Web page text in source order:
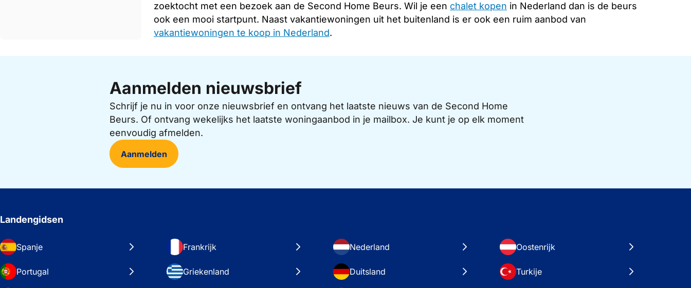
zoektocht met een bezoek aan de Second Home Beurs. Wil je een chalet kopen in Nederland dan is de beurs
ook een mooi startpunt. Naast vakantiewoningen uit het buitenland is er ook een ruim aanbod van
vakantiewoningen te koop in Nederland.
Aanmelden nieuwsbrief
Schrijf je nu in voor onze nieuwsbrief en ontvang het laatste nieuws van de Second Home
Beurs. Of ontvang wekelijks het laatste woningaanbod in je mailbox. Je kunt je op elk moment
eenvoudig afmelden.
Aanmelden
Landengidsen
Spanje Frankrijk Nederland Oostenrijk
Portugal Griekenland Duitsland Turkije